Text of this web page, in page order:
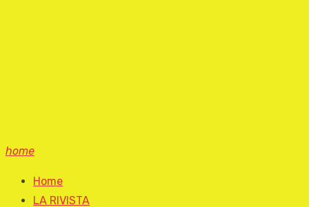
home
Home
LA RIVISTA